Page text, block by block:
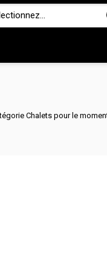
Chalets pour le